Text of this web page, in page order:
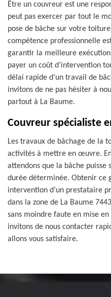
Être un couvreur est une
peut pas exercer par tout le
pose de bâche sur votre
compétence professionnelle
garantir la meilleure exécution
payer un coût d’intervention
délai rapide d’un travail de
invitons de ne pas hésiter à
partout à La Baume.
Couvreur spécialiste
Les travaux de bâchage de la
activités à mettre en œuvre.
attendons que la bâche
durée déterminée. Obtenir ce
intervention d’un prestataire
dans la zone de La Baume
sans moindre faute en mise
invitons de nous contacter
allons vous satisfaire.